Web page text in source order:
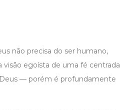
não precisa do ser humano,
visão egoísta de uma fé centrada
Deus — porém é profundamente